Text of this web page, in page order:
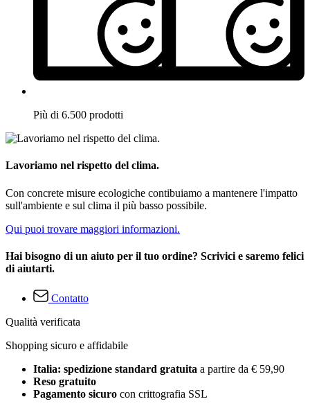
Più di 6.500 prodotti
Lavoriamo nel rispetto del clima.
Con concrete misure ecologiche contibuiamo a mantenere l'impatto
sull'ambiente e sul clima il più basso possibile.
Qui puoi trovare maggiori informazioni.
Hai bisogno di un aiuto per il tuo ordine? Scrivici e saremo felici
di aiutarti.
Contatto
Qualità verificata
Shopping sicuro e affidabile
Italia: spedizione standard gratuita a partire da € 59,90
Reso gratuito
Pagamento sicuro con crittografia SSL